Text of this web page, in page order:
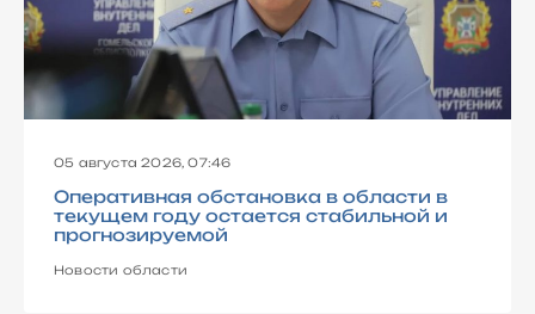
05 августа 2026, 07:46
Оперативная обстановка в области в
текущем году остается стабильной и
прогнозируемой
Новости области